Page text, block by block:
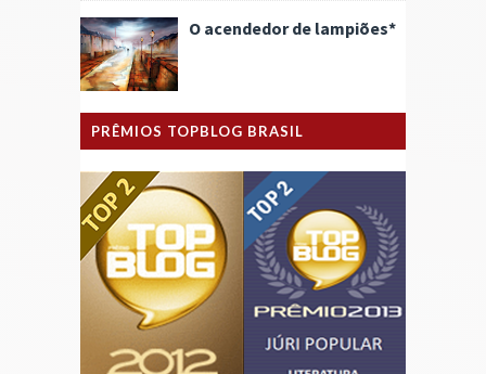
O acendedor de lampiões*
PRÊMIOS TOPBLOG BRASIL